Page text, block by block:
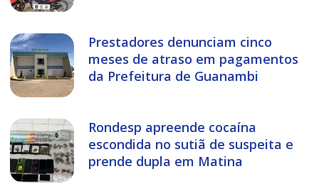
Prestadores denunciam cinco
meses de atraso em pagamentos
da Prefeitura de Guanambi
Rondesp apreende cocaína
escondida no sutiã de suspeita e
prende dupla em Matina